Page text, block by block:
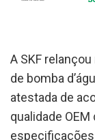
A SKF
de bomba
atestada de
qualidade